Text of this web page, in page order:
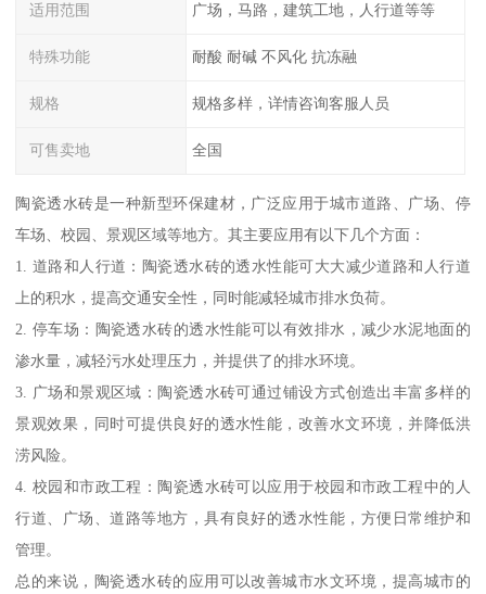
适用范围 广场，马路，建筑工地，人行道等等
特殊功能 耐酸 耐碱 不风化 抗冻融
规格 规格多样，详情咨询客服人员
可售卖地 全国
陶瓷透水砖是一种新型环保建材，广泛应用于城市道路、广场、停
车场、校园、景观区域等地方。其主要应用有以下几个方面：
1. 道路和人行道：陶瓷透水砖的透水性能可大大减少道路和人行道
上的积水，提高交通安全性，同时能减轻城市排水负荷。
2. 停车场：陶瓷透水砖的透水性能可以有效排水，减少水泥地面的
渗水量，减轻污水处理压力，并提供了的排水环境。
3. 广场和景观区域：陶瓷透水砖可通过铺设方式创造出丰富多样的
景观效果，同时可提供良好的透水性能，改善水文环境，并降低洪
涝风险。
4. 校园和市政工程：陶瓷透水砖可以应用于校园和市政工程中的人
行道、广场、道路等地方，具有良好的透水性能，方便日常维护和
管理。
总的来说，陶瓷透水砖的应用可以改善城市水文环境，提高城市的